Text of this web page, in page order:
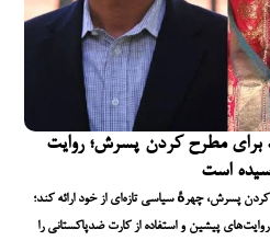
برای مطرح کردن پسرش؛ روایت
است
پسرش، چهرهٔ سیاسی تازه‌ای از خود ارائه کند؛
پیشین و استفاده از کارت ضدپاکستانی را